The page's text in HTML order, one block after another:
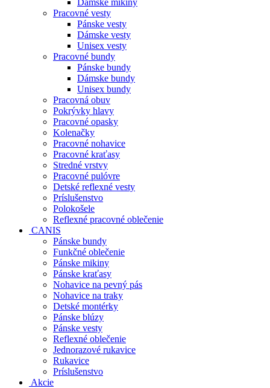
Pracovné vesty
Pánske vesty
Dámske vesty
Unisex vesty
Pracovné bundy
Pánske bundy
Dámske bundy
Unisex bundy
Pracovná obuv
Pokrývky hlavy
Pracovné opasky
Kolenačky
Pracovné nohavice
Pracovné kraťasy
Stredné vrstvy
Pracovné pulóvre
Detské reflexné vesty
Príslušenstvo
Polokošele
Reflexné pracovné oblečenie
CANIS
Pánske bundy
Funkčné oblečenie
Pánske mikiny
Pánske kraťasy
Nohavice na pevný pás
Nohavice na traky
Detské montérky
Pánske blúzy
Pánske vesty
Reflexné oblečenie
Jednorazové rukavice
Rukavice
Príslušenstvo
Akcie